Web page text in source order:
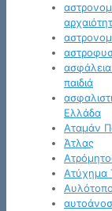
ασφάλεια
παιδιά
Ελλάδα
Αταμάν
Άτλας
Ατύχημα